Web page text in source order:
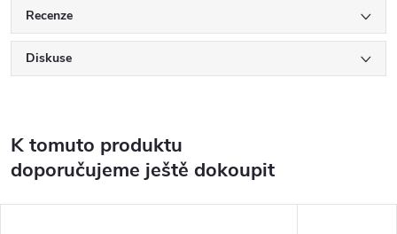
Recenze
Diskuse
K tomuto produktu
doporučujeme ještě dokoupit